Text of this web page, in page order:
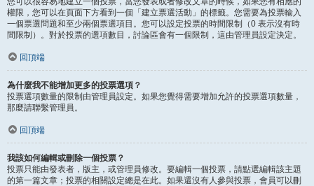
權限，您可以在頁面下方看到一個「建立票選活動」的標籤。您需要為投票輸入
一個票選問題和至少兩個票選項目。您可以設定投票的時間限制（0 表示沒有時
間限制）。對於投票的選項數目，討論區會有一個限制，這由管理員設定決定。
回頂端
為什麼我不能增加更多的投票選項？
投票選項數量的限制由管理員設定。如果您覺得需要增加允許的投票選項數量，
那麼請聯繫管理員。
回頂端
我該如何編輯或刪除一個投票？
投票只能由發表者，版主，或管理員修改。要編輯一個投票，請點選編輯該主題
的第一篇文章；投票的相關設定總是在此。如果還沒有人參與投票，會員可以刪